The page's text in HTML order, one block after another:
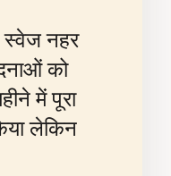
स्वेज नहर
को
में पूरा
लेकिन